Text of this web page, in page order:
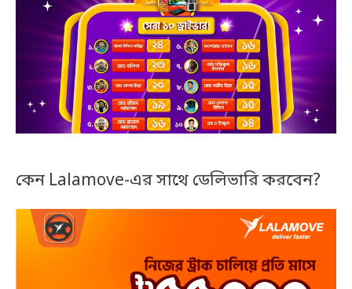
কেন Lalamove-এর সাথে ডেলিভারি করবেন?